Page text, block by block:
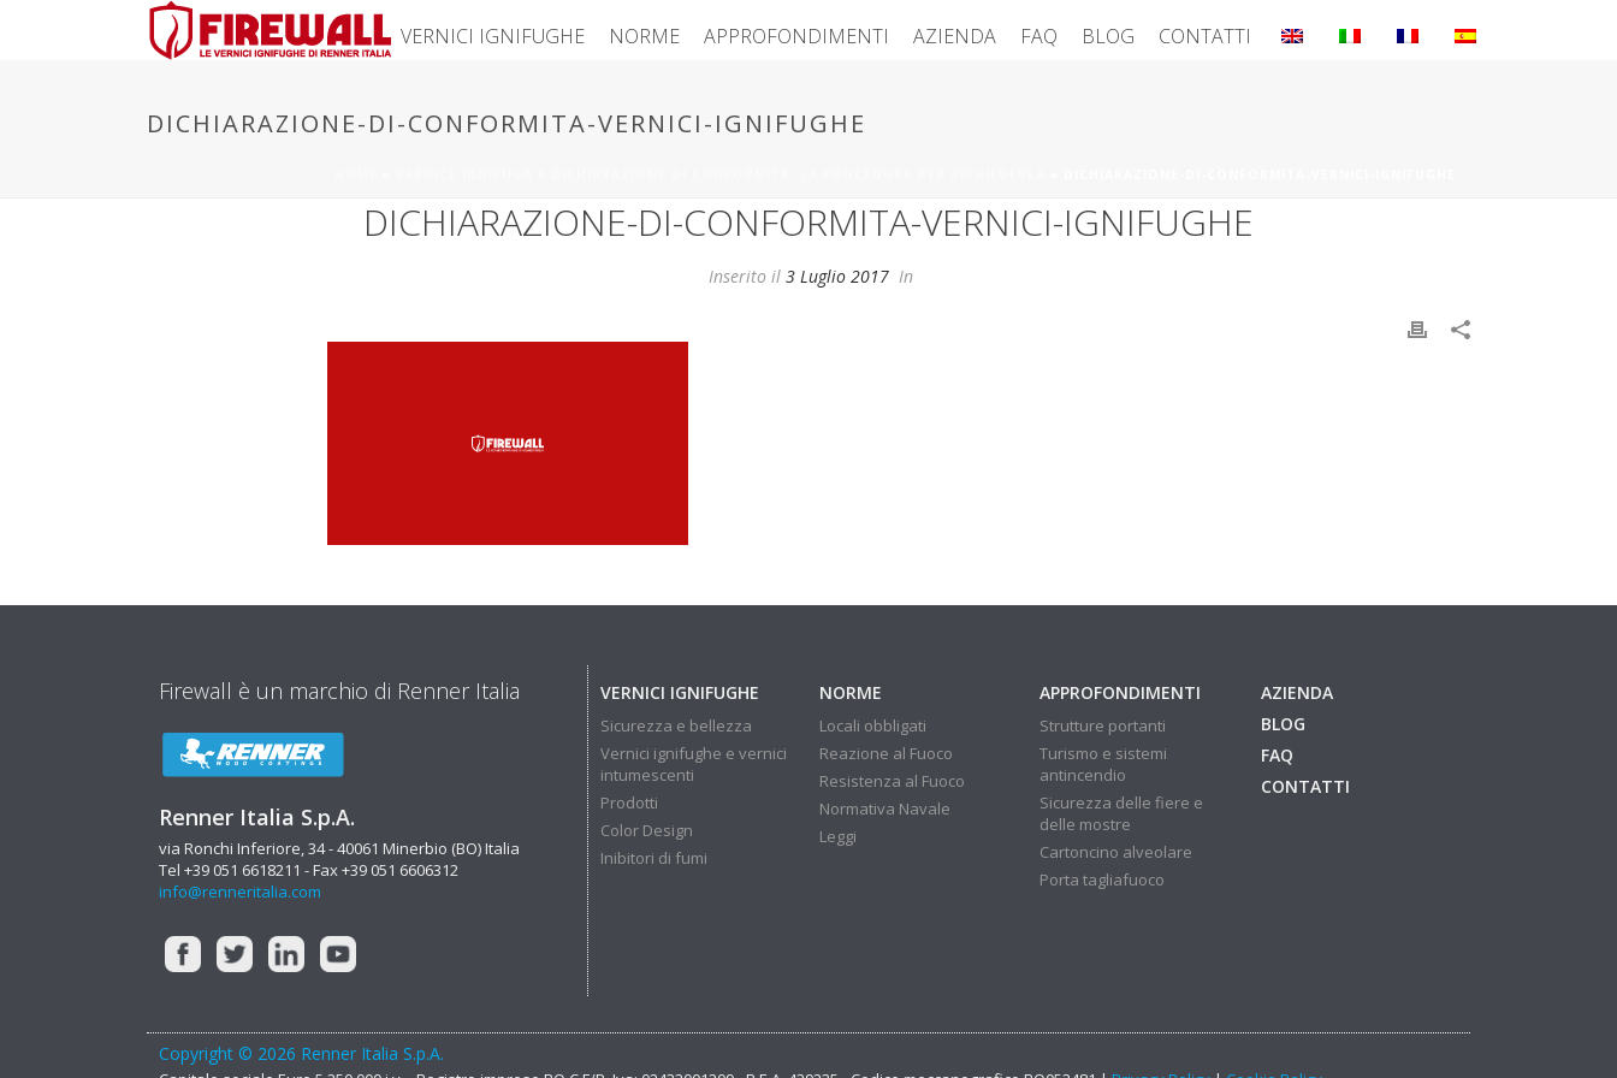
VERNICI IGNIFUGHE NORME APPROFONDIMENTI AZIENDA FAQ BLOG CONTATTI
DICHIARAZIONE-DI-CONFORMITA-VERNICI-IGNIFUGHE
DICHIARAZIONE-DI-CONFORMITA-VERNICI-IGNIFUGHE
Inserito il 3 Luglio 2017 In
Firewall è un marchio di Renner Italia
Renner Italia S.p.A.
via Ronchi Inferiore, 34 - 40061 Minerbio (BO) Italia
Tel +39 051 6618211 - Fax +39 051 6606312
info@renneritalia.com
VERNICI IGNIFUGHE
Sicurezza e bellezza
Vernici ignifughe e vernici
intumescenti
Prodotti
Color Design
Inibitori di fumi
NORME
Locali obbligati
Reazione al Fuoco
Resistenza al Fuoco
Normativa Navale
Leggi
APPROFONDIMENTI
Strutture portanti
Turismo e sistemi
antincendio
Sicurezza delle fiere e
delle mostre
Cartoncino alveolare
Porta tagliafuoco
AZIENDA
BLOG
FAQ
CONTATTI
Copyright © 2026 Renner Italia S.p.A.